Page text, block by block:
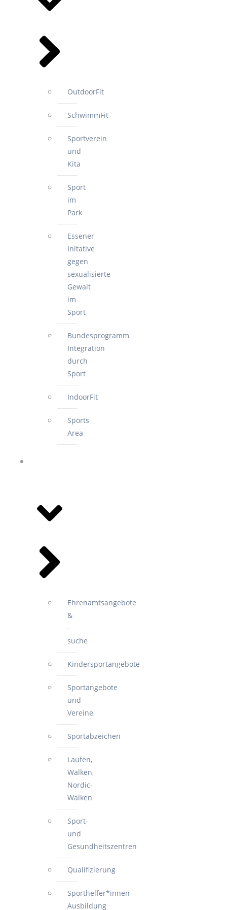
OutdoorFit
SchwimmFit
Sportverein
und
Kita
Sport
im
Park
Essener
Initative
gegen
sexualisierte
Gewalt
im
Sport
Bundesprogramm
Integration
durch
Sport
IndoorFit
Sports
Area
Ehrenamtsangebote
&
-
suche
Kindersportangebote
Sportangebote
und
Vereine
Sportabzeichen
Laufen,
Walken,
Nordic-
Walken
Sport-
und
Gesundheitszentren
Qualifizierung
Sporthelfer*innen-
Ausbildung